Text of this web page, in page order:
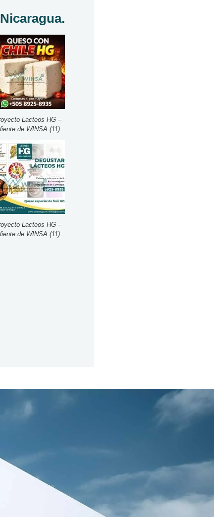
Lacteos HG –
de WINSA (11)
Lacteos HG –
de WINSA (11)